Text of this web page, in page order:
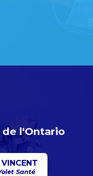
de l'Ontario
Santé